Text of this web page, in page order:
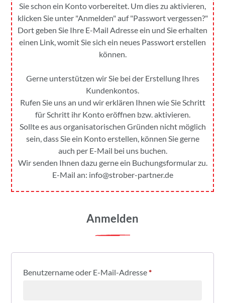
Sie schon ein Konto vorbereitet. Um dies zu aktivieren,
klicken Sie unter "Anmelden" auf "Passwort vergessen?"
Dort geben Sie Ihre E-Mail Adresse ein und Sie erhalten
einen Link, womit Sie sich ein neues Passwort erstellen
können.
Gerne unterstützen wir Sie bei der Erstellung Ihres
Kundenkontos.
Rufen Sie uns an und wir erklären Ihnen wie Sie Schritt
für Schritt ihr Konto eröffnen bzw. aktivieren.
Sollte es aus organisatorischen Gründen nicht möglich
sein, dass Sie ein Konto erstellen, können Sie gerne
auch per E-Mail bei uns buchen.
Wir senden Ihnen dazu gerne ein Buchungsformular zu.
E-Mail an: info@strober-partner.de
Anmelden
Benutzername oder E-Mail-Adresse*